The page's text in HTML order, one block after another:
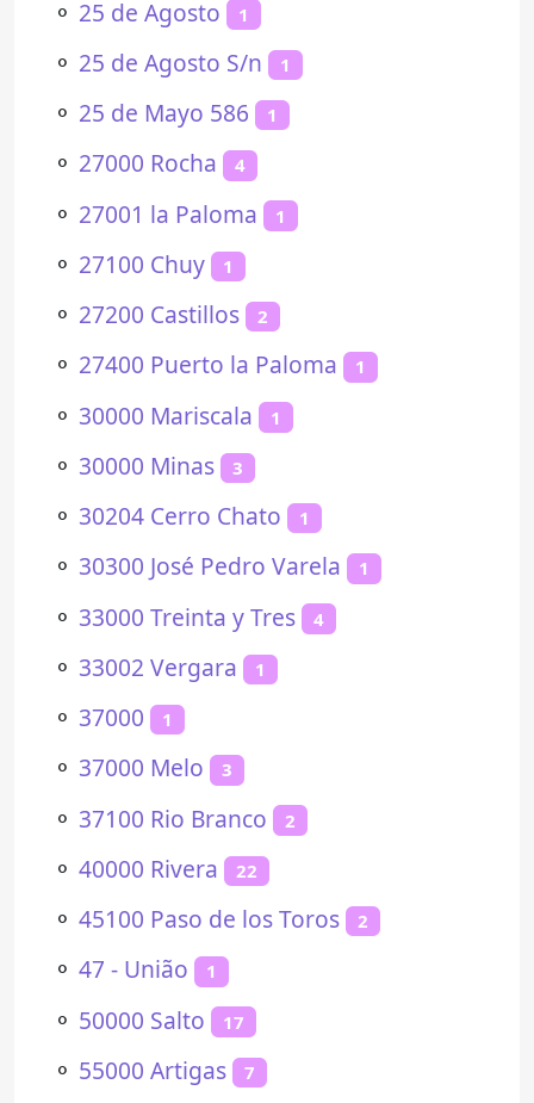
⚬ 25 de Agosto 1
⚬ 25 de Agosto S/n 1
⚬ 25 de Mayo 586 1
⚬ 27000 Rocha 4
⚬ 27001 la Paloma 1
⚬ 27100 Chuy 1
⚬ 27200 Castillos 2
⚬ 27400 Puerto la Paloma 1
⚬ 30000 Mariscala 1
⚬ 30000 Minas 3
⚬ 30204 Cerro Chato 1
⚬ 30300 José Pedro Varela 1
⚬ 33000 Treinta y Tres 4
⚬ 33002 Vergara 1
⚬ 37000 1
⚬ 37000 Melo 3
⚬ 37100 Rio Branco 2
⚬ 40000 Rivera 22
⚬ 45100 Paso de los Toros 2
⚬ 47 - União 1
⚬ 50000 Salto 17
⚬ 55000 Artigas 7